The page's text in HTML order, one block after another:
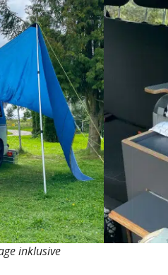
inklusive